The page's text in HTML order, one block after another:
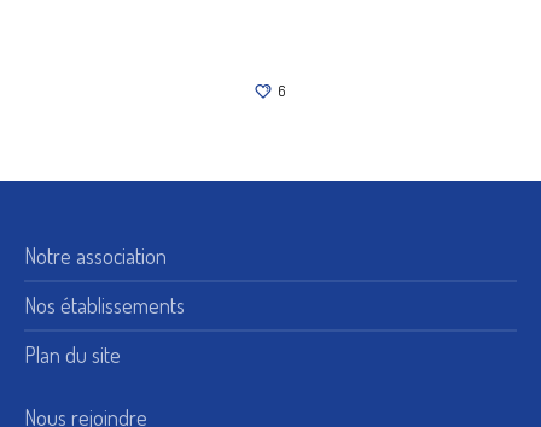
6
Notre association
Nos établissements
Plan du site
Nous rejoindre